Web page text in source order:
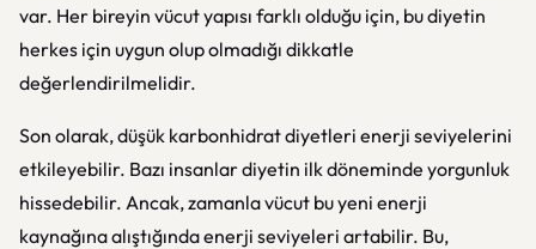
var. Her bireyin vücut yapısı farklı olduğu için, bu diyetin
herkes için uygun olup olmadığı dikkatle
değerlendirilmelidir.
Son olarak, düşük karbonhidrat diyetleri enerji seviyelerini
etkileyebilir. Bazı insanlar diyetin ilk döneminde yorgunluk
hissedebilir. Ancak, zamanla vücut bu yeni enerji
kaynağına alıştığında enerji seviyeleri artabilir. Bu,